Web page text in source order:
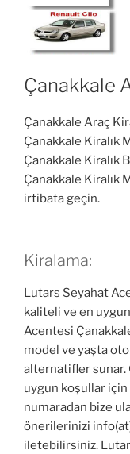
Çanakkale
Çanakkale Araç
Çanakkale Kiralık
Çanakkale Kiralık
Çanakkale Kiralık
irtibata geçin.
Kiralama:
Lutars Seyahat
kaliteli ve en
Acentesi
model ve yaşta
alternatifler sunar.
uygun koşullar
numaradan bize
önerilerinizi
iletebilirsiniz.